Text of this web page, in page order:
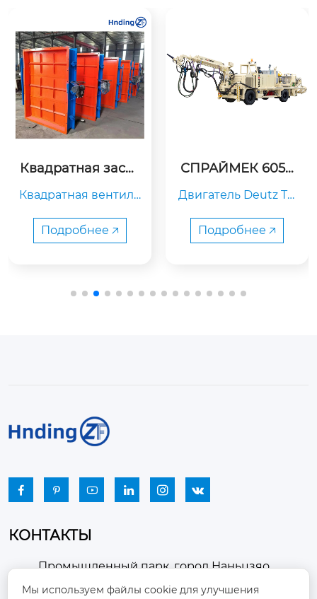
Квадратная засло
Квадратная вентиля
меет пять форм: одн
оосную, двухосную,
имеет спецификац
ную компоновку.
Подробнее 🡥
СПРАЙМЕК 6050
Двигатель Deutz TC
б/мин
Трансмиссия Dana
задняя, ​​полный пр
Подробнее 🡥
     
КОНТАКТЫ

Промышленный парк, город Наньцзяо,
район Чжоуцунь, город Цзыбо, провинция
Мы используем файлы cookie для улучшения